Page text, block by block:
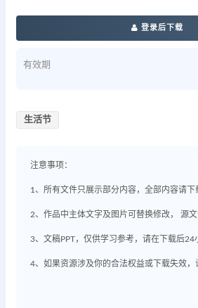
登录后下载
有效期
生活节
注意事项：
1、所有文件只展示部分内容，全部内容请下
2、作品中主体文字及图片可替换修改， 源
3、文稿PPT，仅供学习参考，请在下载后24
4、如果资源涉及你的合法权益或下载失效，